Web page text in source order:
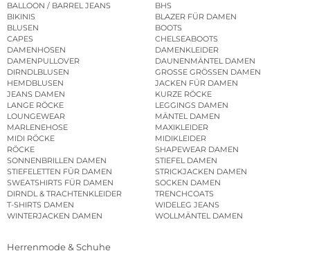
BALLOON / BARREL JEANS
BHS
BIKINIS
BLAZER FÜR DAMEN
BLUSEN
BOOTS
CAPES
CHELSEABOOTS
DAMENHOSEN
DAMENKLEIDER
DAMENPULLOVER
DAUNENMÄNTEL DAMEN
DIRNDLBLUSEN
GROSSE GRÖSSEN DAMEN
HEMDBLUSEN
JACKEN FÜR DAMEN
JEANS DAMEN
KURZE RÖCKE
LANGE RÖCKE
LEGGINGS DAMEN
LOUNGEWEAR
MÄNTEL DAMEN
MARLENEHOSE
MAXIKLEIDER
MIDI RÖCKE
MIDIKLEIDER
RÖCKE
SHAPEWEAR DAMEN
SONNENBRILLEN DAMEN
STIEFEL DAMEN
STIEFELETTEN FÜR DAMEN
STRICKJACKEN DAMEN
SWEATSHIRTS FÜR DAMEN
SOCKEN DAMEN
DIRNDL & TRACHTENKLEIDER
TRENCHCOATS
T-SHIRTS DAMEN
WIDELEG JEANS
WINTERJACKEN DAMEN
WOLLMÄNTEL DAMEN
Herrenmode & Schuhe